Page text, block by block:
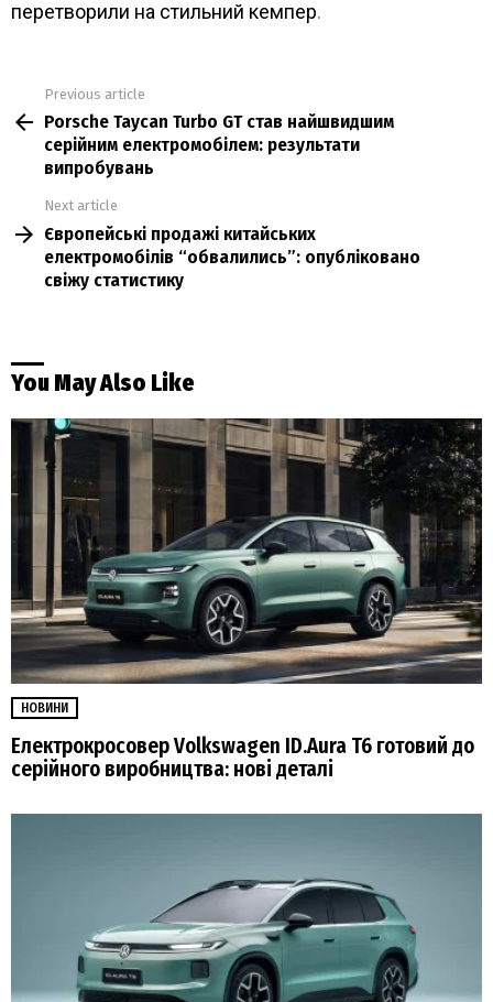
перетворили на стильний кемпер.
more
Previous article
Porsche Taycan Turbo GT став найшвидшим
серійним електромобілем: результати
випробувань
Next article
Європейські продажі китайських
електромобілів “обвалились”: опубліковано
свіжу статистику
You May Also Like
НОВИНИ
Електрокросовер Volkswagen ID.Aura T6 готовий до
серійного виробництва: нові деталі